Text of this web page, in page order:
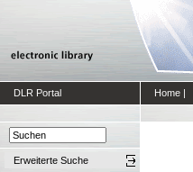
DLR Portal Home |
Erweiterte Suche